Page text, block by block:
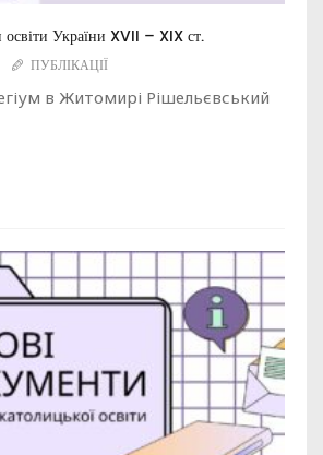
освіти України XVII – XIX ст.
ПУБЛІКАЦІЇ
в Житомирі Рішельєвський